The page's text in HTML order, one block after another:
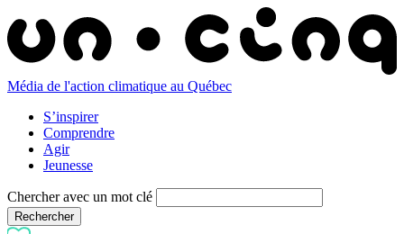
Média de l'action climatique au Québec
S’inspirer
Comprendre
Agir
Jeunesse
Chercher avec un mot clé
Rechercher